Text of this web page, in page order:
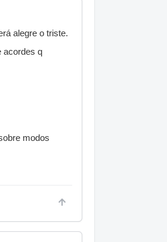
alegre o triste.
acordes q
modos